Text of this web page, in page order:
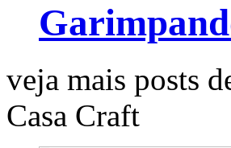
veja mais posts
Casa Craft